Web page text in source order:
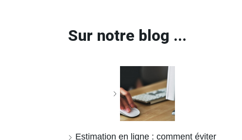
Sur notre blog ...
Estimation en ligne : comment éviter